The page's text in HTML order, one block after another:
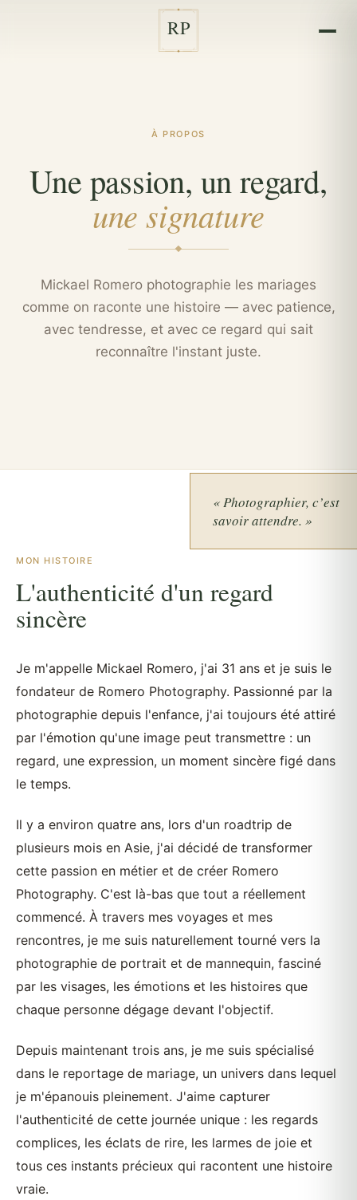
RP
À PROPOS
Une passion, un regard,
une signature
Mickael Romero photographie les mariages
comme on raconte une histoire — avec patience,
avec tendresse, et avec ce regard qui sait
reconnaître l'instant juste.
« Photographier, c’est
savoir attendre. »
MON HISTOIRE
L'authenticité d'un regard
sincère
Je m'appelle Mickael Romero, j'ai 31 ans et je suis le
fondateur de Romero Photography. Passionné par la
photographie depuis l'enfance, j'ai toujours été attiré
par l'émotion qu'une image peut transmettre : un
regard, une expression, un moment sincère figé dans
le temps.
Il y a environ quatre ans, lors d'un roadtrip de
plusieurs mois en Asie, j'ai décidé de transformer
cette passion en métier et de créer Romero
Photography. C'est là-bas que tout a réellement
commencé. À travers mes voyages et mes
rencontres, je me suis naturellement tourné vers la
photographie de portrait et de mannequin, fasciné
par les visages, les émotions et les histoires que
chaque personne dégage devant l'objectif.
Depuis maintenant trois ans, je me suis spécialisé
dans le reportage de mariage, un univers dans lequel
je m'épanouis pleinement. J'aime capturer
l'authenticité de cette journée unique : les regards
complices, les éclats de rire, les larmes de joie et
tous ces instants précieux qui racontent une histoire
vraie.